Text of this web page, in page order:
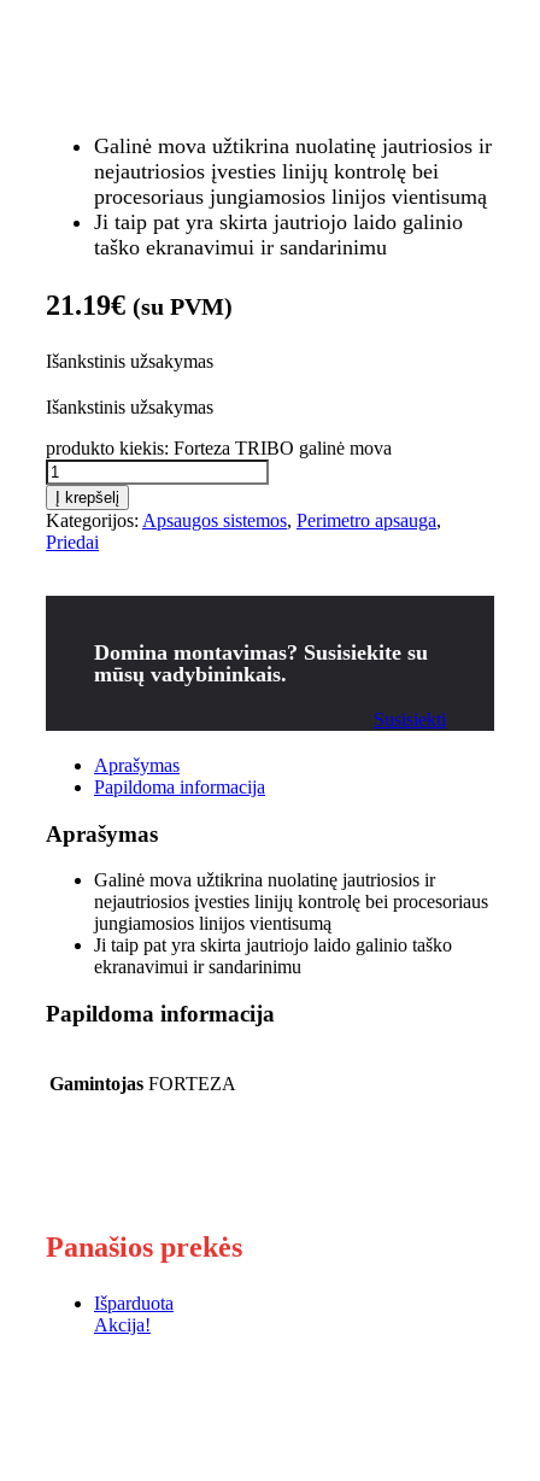
Galinė mova užtikrina nuolatinę jautriosios ir
nejautriosios įvesties linijų kontrolę bei
procesoriaus jungiamosios linijos vientisumą
Ji taip pat yra skirta jautriojo laido galinio
taško ekranavimui ir sandarinimu
21.19€ (su PVM)
Išankstinis užsakymas
Išankstinis užsakymas
produkto kiekis: Forteza TRIBO galinė mova
Į krepšelį
Kategorijos: Apsaugos sistemos, Perimetro apsauga,
Priedai
Domina montavimas? Susisiekite su
mūsų vadybininkais.
Susisiekti
Aprašymas
Papildoma informacija
Aprašymas
Galinė mova užtikrina nuolatinę jautriosios ir
nejautriosios įvesties linijų kontrolę bei procesoriaus
jungiamosios linijos vientisumą
Ji taip pat yra skirta jautriojo laido galinio taško
ekranavimui ir sandarinimu
Papildoma informacija
Gamintojas FORTEZA
Panašios prekės
Išparduota
Akcija!